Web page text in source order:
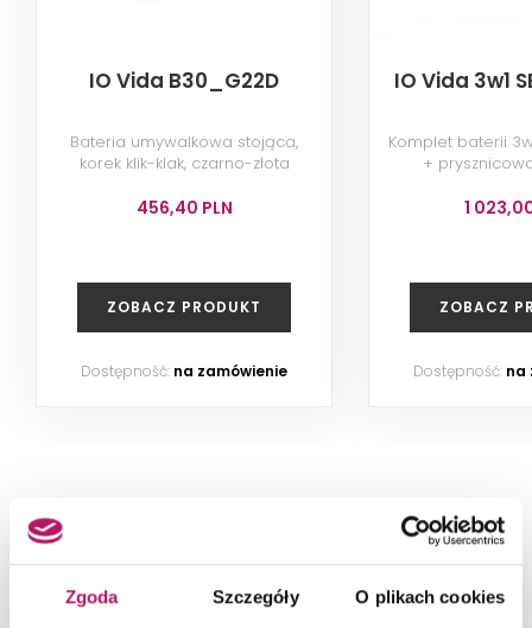
Zgoda Szczegóły O plikach cookies
IO Vida B30_G22D
Bateria umywalkowa stojąca,
korek klik-klak, czarno-złota
456,40 PLN
ZOBACZ PRODUKT
Dostępność: na zamówienie
IO Vida 3w1
Komplet baterii
+
1
ZOBACZ
Dostępność: na
PRODUKT NA ZDJĘCIACH